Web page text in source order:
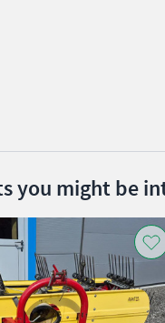
you might be